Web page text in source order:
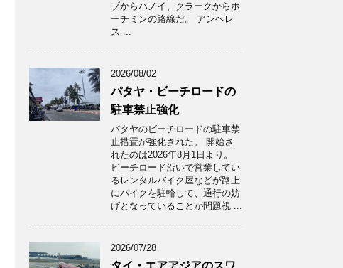
ブからハノイ、クラークからホ
ーチミンの路線だ。 アンヘレ
ス ...
2026/08/02
パタヤ・ビーチロードの
駐車禁止強化
パタヤのビーチロードの駐車禁
止措置が強化された。 開始さ
れたのは2026年8月1日より。
ビーチロード沿いで営業してい
るレンタルバイク屋などが路上
にバイクを駐輪して、通行の妨
げとなっていることが問題視 ...
2026/07/28
タイ・エアアジアのスワ